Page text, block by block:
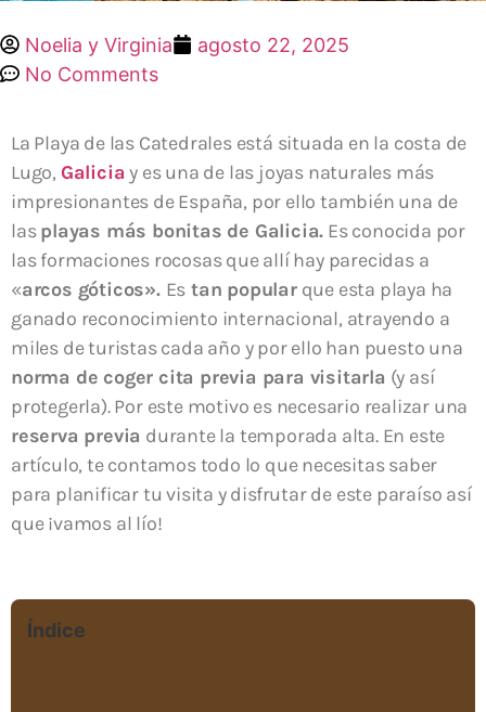
Noelia y Virginia
agosto 22, 2025
No Comments
La Playa de las Catedrales está situada en la costa de
Lugo, Galicia y es una de las joyas naturales más
impresionantes de España, por ello también una de
lasplayas más bonitas de Galicia. Es conocida por
las formaciones rocosas que allí hay parecidas a
«arcos góticos». Es tan popularque esta playa ha
ganado reconocimiento internacional, atrayendo a
miles de turistas cada año y por ello han puesto una
norma de coger cita previa para visitarla (y así
protegerla). Por este motivo es necesario realizar una
reserva previa durante la temporada alta. En este
artículo, te contamos todo lo que necesitas saber
para planificar tu visita y disfrutar de este paraíso así
que ¡vamos al lío!
Índice